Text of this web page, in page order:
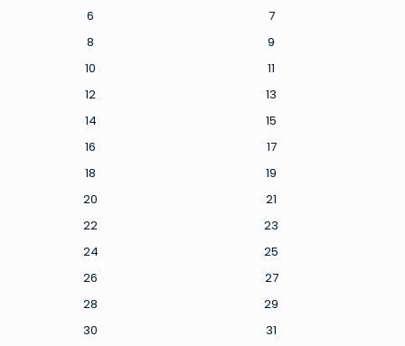
6
7
8
9
10
11
12
13
14
15
16
17
18
19
20
21
22
23
24
25
26
27
28
29
30
31